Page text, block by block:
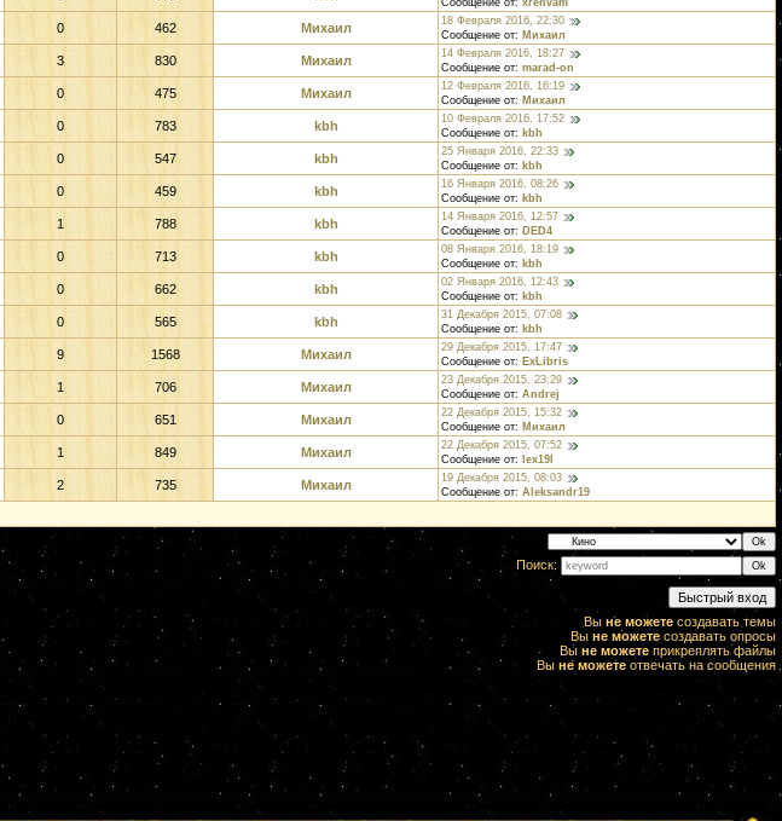
Сообщение от: xrenvam
0 462 Михаил
18 Февраля 2016, 22:30
Сообщение от: Михаил
3 830 Михаил
14 Февраля 2016, 18:27
Сообщение от: marad-on
0 475 Михаил
12 Февраля 2016, 16:19
Сообщение от: Михаил
0 783 kbh
10 Февраля 2016, 17:52
Сообщение от: kbh
0 547 kbh
25 Января 2016, 22:33
Сообщение от: kbh
0 459 kbh
16 Января 2016, 08:26
Сообщение от: kbh
1 788 kbh
14 Января 2016, 12:57
Сообщение от: DED4
0 713 kbh
08 Января 2016, 18:19
Сообщение от: kbh
0 662 kbh
02 Января 2016, 12:43
Сообщение от: kbh
0 565 kbh
31 Декабря 2015, 07:08
Сообщение от: kbh
9 1568 Михаил
29 Декабря 2015, 17:47
Сообщение от: ExLibris
1 706 Михаил
23 Декабря 2015, 23:29
Сообщение от: Andrej
0 651 Михаил
22 Декабря 2015, 15:32
Сообщение от: Михаил
1 849 Михаил
22 Декабря 2015, 07:52
Сообщение от:
lex19l
2 735 Михаил
19 Декабря 2015, 08:03
Сообщение от: Aleksandr19
Поиск:
Вы не можете создавать темы
Вы не можетесоздавать опросы
Вы не можете прикреплять файлы
Вы не можете отвечать на сообщения